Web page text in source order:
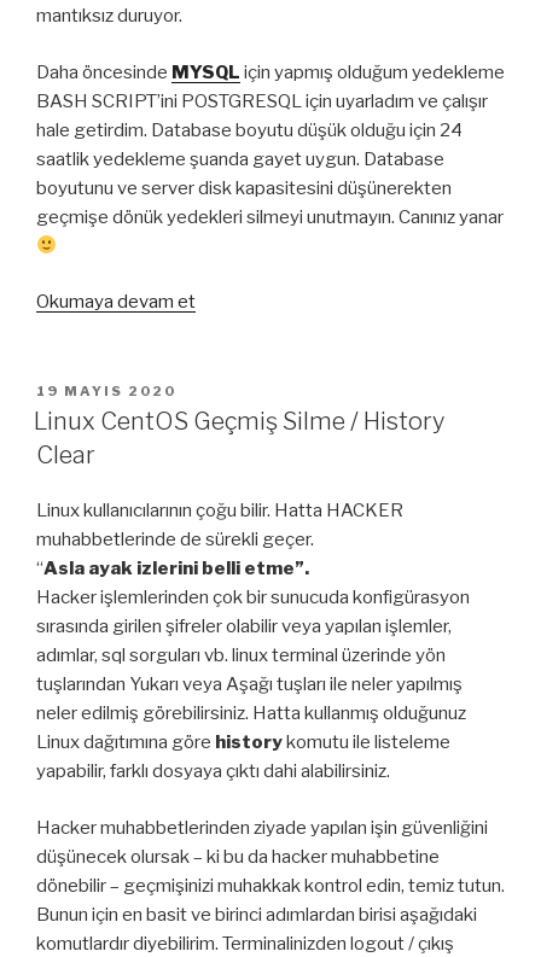
mantıksız duruyor.
Daha öncesinde MYSQL için yapmış olduğum yedekleme
BASH SCRIPT’ini POSTGRESQL için uyarladım ve çalışır
hale getirdim. Database boyutu düşük olduğu için 24
saatlik yedekleme şuanda gayet uygun. Database
boyutunu ve server disk kapasitesini düşünerekten
geçmişe dönük yedekleri silmeyi unutmayın. Canınız yanar
Okumaya devam et“PostgreSQL
YAYIM
TARIHI
19 MAYIS 2020
Linux CentOS Geçmiş Silme / History
Clear
Linux kullanıcılarının çoğu bilir. Hatta HACKER
muhabbetlerinde de sürekli geçer.
“Asla ayak izlerini belli etme”.
Hacker işlemlerinden çok bir sunucuda konfigürasyon
sırasında girilen şifreler olabilir veya yapılan işlemler,
adımlar, sql sorguları vb. linux terminal üzerinde yön
tuşlarından Yukarı veya Aşağı tuşları ile neler yapılmış
neler edilmiş görebilirsiniz. Hatta kullanmış olduğunuz
Linux dağıtımına göre history komutu ile listeleme
yapabilir, farklı dosyaya çıktı dahi alabilirsiniz.
Hacker muhabbetlerinden ziyade yapılan işin güvenliğini
düşünecek olursak – ki bu da hacker muhabbetine
dönebilir – geçmişinizi muhakkak kontrol edin, temiz tutun.
Bunun için en basit ve birinci adımlardan birisi aşağıdaki
komutlardır diyebilirim. Terminalinizden logout / çıkış